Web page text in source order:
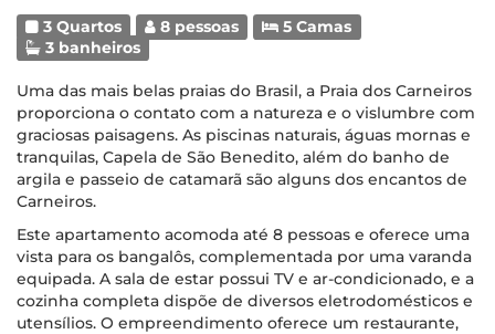
3 Quartos 8 pessoas
5 Camas
3 banheiros
Uma das mais belas praias do Brasil, a Praia dos Carneiros
proporciona o contato com a natureza e o vislumbre com
graciosas paisagens. As piscinas naturais, águas mornas e
tranquilas, Capela de São Benedito, além do banho de
argila e passeio de catamarã são alguns dos encantos de
Carneiros.
Este apartamento acomoda até 8 pessoas e oferece uma
vista para os bangalôs, complementada por uma varanda
equipada. A sala de estar possui TV e ar-condicionado, e a
cozinha completa dispõe de diversos eletrodomésticos e
utensílios. O empreendimento oferece um restaurante,